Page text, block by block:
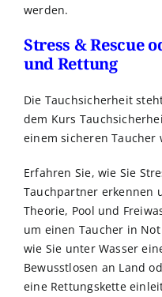
werden.
Stress & Rescue
und Rettung
Die Tauchsicherheit
dem Kurs
einem sicheren Taucher
Erfahren Sie, wie Sie
Tauchpartner erkennen
Theorie, Pool und
um einen Taucher in
wie Sie unter Wasser
Bewusstlosen an Land
eine Rettungskette